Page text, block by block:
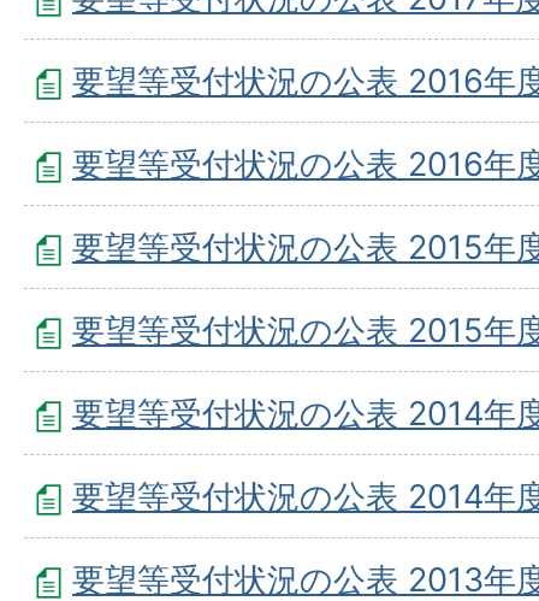
要望等受付状況の公表 2016年
要望等受付状況の公表 2016年
要望等受付状況の公表 2015年
要望等受付状況の公表 2015年
要望等受付状況の公表 2014年
要望等受付状況の公表 2014年
要望等受付状況の公表 2013年